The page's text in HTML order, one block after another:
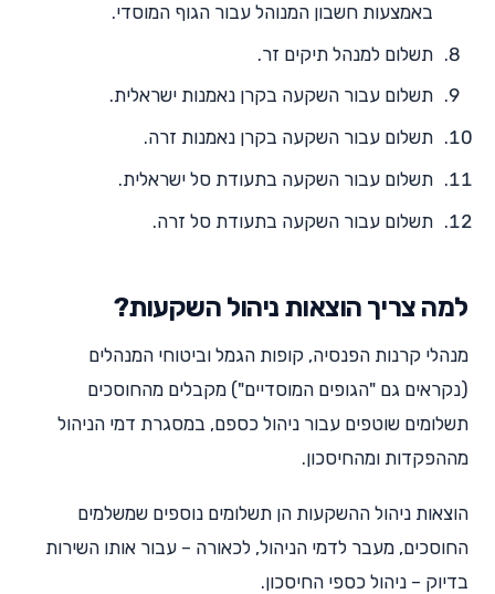
באמצעות חשבון המנוהל עבור הגוף המוסדי.
תשלום למנהל תיקים זר.
תשלום עבור השקעה בקרן נאמנות ישראלית.
תשלום עבור השקעה בקרן נאמנות זרה.
תשלום עבור השקעה בתעודת סל ישראלית.
תשלום עבור השקעה בתעודת סל זרה.
למה צריך הוצאות ניהול השקעות?
מנהלי קרנות הפנסיה, קופות הגמל וביטוחי המנהלים
(נקראים גם "הגופים המוסדיים") מקבלים מהחוסכים
תשלומים שוטפים עבור ניהול כספם, במסגרת דמי הניהול
מההפקדות ומהחיסכון.
הוצאות ניהול ההשקעות הן תשלומים נוספים שמשלמים
החוסכים, מעבר לדמי הניהול, לכאורה – עבור אותו השירות
בדיוק – ניהול כספי החיסכון.